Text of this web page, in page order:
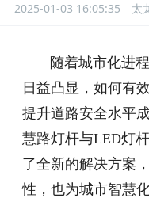
2025-01-03 16:05:35 太
随着城市化进
日益凸显，如何有
提升道路安全水平
慧路灯杆与LED灯
了全新的解决方案
性，也为城市智慧